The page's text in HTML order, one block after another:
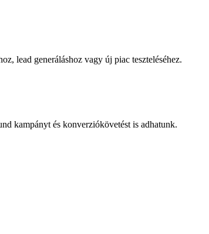
lead generáláshoz vagy új piac teszteléséhez.
kampányt és konverziókövetést is adhatunk.